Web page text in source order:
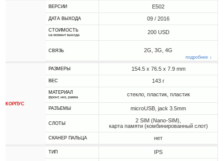
ВЕРСИИ E502
ДАТА ВЫХОДА 09 / 2016
СТОИМОСТЬ
на момент выхода 200 USD
СВЯЗЬ 2G, 3G, 4G
подробнее ↓
КОРПУС
РАЗМЕРЫ 154.5 x 76.5 x 7.9 mm
ВЕС 143 г
МАТЕРИАЛ
фронт, низ, рамка стекло, пластик, пластик
РАЗЪЕМЫ microUSB, jack 3.5mm
СЛОТЫ
2 SIM (Nano-SIM),
карта памяти (комбинированный слот)
СКАНЕР ПАЛЬЦА нет
ТИП IPS